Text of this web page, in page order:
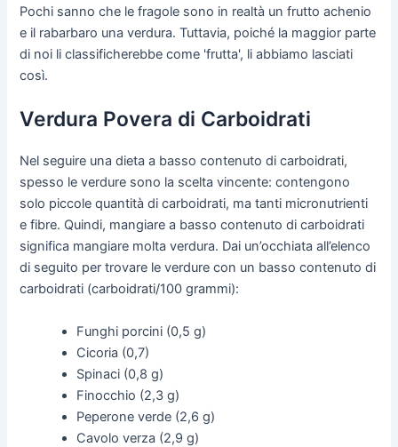
Pochi sanno che le fragole sono in realtà un frutto achenio
e il rabarbaro una verdura. Tuttavia, poiché la maggior parte
di noi li classificherebbe come 'frutta', li abbiamo lasciati
così.
Verdura Povera di Carboidrati
Nel seguire una dieta a basso contenuto di carboidrati,
spesso le verdure sono la scelta vincente: contengono
solo piccole quantità di carboidrati, ma tanti micronutrienti
e fibre. Quindi, mangiare a basso contenuto di carboidrati
significa mangiare molta verdura. Dai un’occhiata all’elenco
di seguito per trovare le verdure con un basso contenuto di
carboidrati (carboidrati/100 grammi):
Funghi porcini (0,5 g)
Cicoria (0,7)
Spinaci (0,8 g)
Finocchio (2,3 g)
Peperone verde (2,6 g)
Cavolo verza (2,9 g)